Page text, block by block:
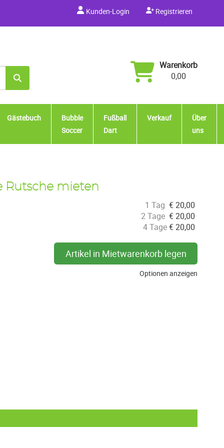
Kunden-Login Registrieren
Warenkorb
0,00
Gästebuch
Bubble
Soccer
Fußball
Dart
Verkauf
Über
uns
Rutsche mieten
1 Tag €20,00
2 Tage €20,00
4 Tage€20,00
Artikel in Mietwarenkorb legen
Optionen anzeigen